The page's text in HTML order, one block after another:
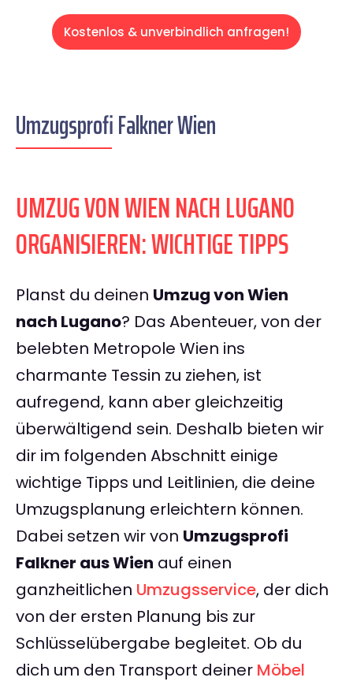
Kostenlos & unverbindlich anfragen!
Umzugsprofi Falkner Wien
UMZUG VON WIEN NACH LUGANO
ORGANISIEREN: WICHTIGE TIPPS
Planst du deinen Umzug von Wien
nach Lugano? Das Abenteuer, von der
belebten Metropole Wien ins
charmante Tessin zu ziehen, ist
aufregend, kann aber gleichzeitig
überwältigend sein. Deshalb bieten wir
dir im folgenden Abschnitt einige
wichtige Tipps und Leitlinien, die deine
Umzugsplanung erleichtern können.
Dabei setzen wir von Umzugsprofi
Falkner aus Wien auf einen
ganzheitlichen Umzugsservice, der dich
von der ersten Planung bis zur
Schlüsselübergabe begleitet. Ob du
dich um den Transport deiner Möbel